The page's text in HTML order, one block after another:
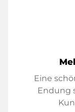
Eine
Endung